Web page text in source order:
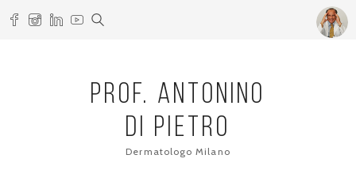
PROF. ANTONINO
DI PIETRO
Dermatologo Milano